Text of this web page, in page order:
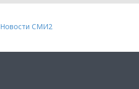
Новости СМИ2